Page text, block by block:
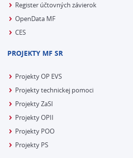
Register účtovných závierok
OpenData MF
CES
PROJEKTY MF SR
Projekty OP EVS
Projekty technickej pomoci
Projekty ZaSI
Projekty OPII
Projekty POO
Projekty PS